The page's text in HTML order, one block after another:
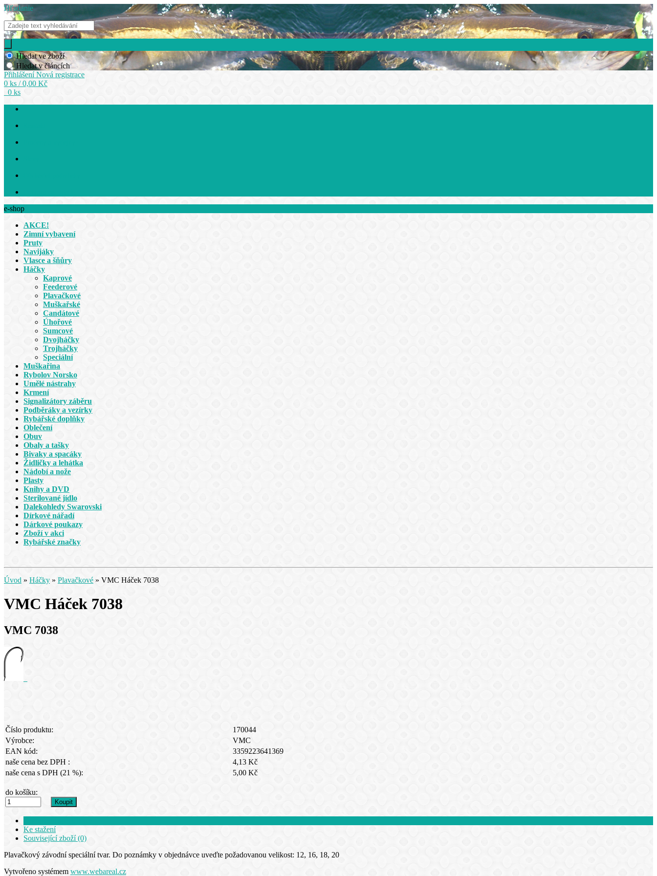
Hľadanie
Hledat ve zboží
Hledat v článcích
PřihlášeníNová registrace
0 ks / 0,00 Kč
0 ks
e-shop
AKCE!
Zimní vybavení
Pruty
Navijáky
Vlasce a šňůry
Háčky
Kaprové
Feederové
Plavačkové
Muškařské
Candátové
Úhořové
Sumcové
Dvojháčky
Trojháčky
Speciální
Muškařina
Rybolov Norsko
Umělé nástrahy
Krmení
Signalizátory záběru
Podběráky a vezírky
Rybářské doplňky
Oblečení
Obuv
Obaly a tašky
Bivaky a spacáky
Židličky a lehátka
Nádobí a nože
Plasty
Knihy a DVD
Sterilované jídlo
Dalekohledy Swarovski
Dírkové nářadí
Dárkové poukazy
Zboží v akci
Rybářské značky
Úvod » Háčky » Plavačkové » VMC Háček 7038
VMC Háček 7038
VMC 7038
Číslo produktu:
170044
Výrobce:
VMC
EAN kód:
3359223641369
naše cena bez DPH :
4,13 Kč
naše cena s DPH (21 %):
5,00 Kč
do košíku:
Ke stažení
Související zboží (0)
Plavačkový závodní speciální tvar. Do poznámky v objednávce uveďte požadovanou velikost: 12, 16, 18, 20
Vytvořeno systémem www.webareal.cz